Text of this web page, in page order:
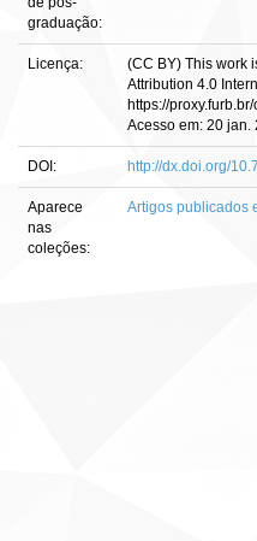
graduação:
Licença:
(CC BY) This work
Attribution 4.0
https://
Acesso em: 20 jan.
DOI: http://dx.doi.org/
Aparece
nas
coleções:
Artigos publicados